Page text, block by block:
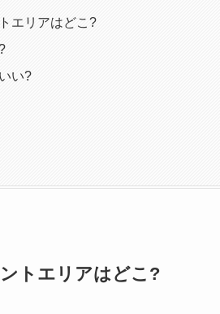
エリアはどこ?
い?
トエリアはどこ?